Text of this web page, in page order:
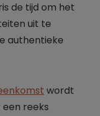
de tijd om het
uit te
authentieke
wordt
reeks